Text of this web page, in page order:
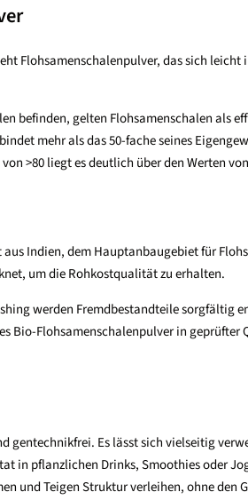
Flohsamenschalenpulver, das sich
befinden, gelten Flohsamenschalen als
mehr als das 50-fache seines
>80 liegt es deutlich über den Werten
Indien, dem Hauptanbaugebiet für
um die Rohkostqualität zu erhalten.
werden Fremdbestandteile sorgfältig
Bio-Flohsamenschalenpulver in
Es lässt sich vielseitig
in pflanzlichen Drinks, Smoothies oder
und Teigen Struktur verleihen, ohne den